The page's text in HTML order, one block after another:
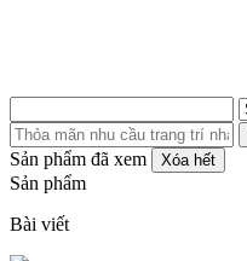
Sản phẩm đã xem Xóa hết
Sản phẩm
Bài viết